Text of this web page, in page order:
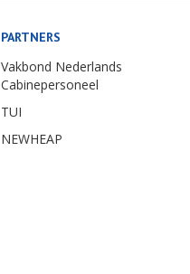
PARTNERS
Vakbond Nederlands
Cabinepersoneel
TUI
NEWHEAP